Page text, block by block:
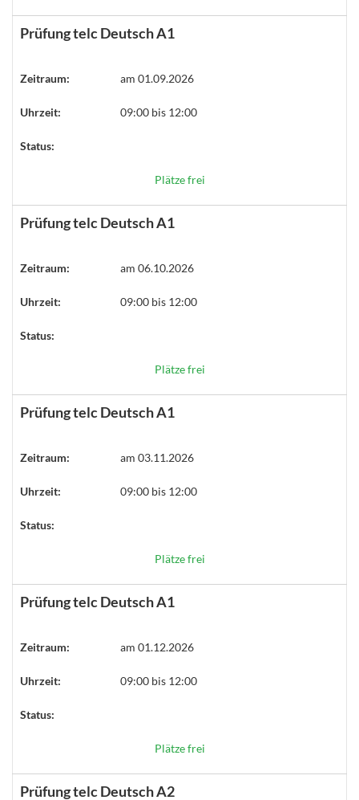
Prüfung telc Deutsch A1
Zeitraum: am 01.09.2026
Uhrzeit: 09:00 bis 12:00
Status:
Plätze frei
Prüfung telc Deutsch A1
Zeitraum: am 06.10.2026
Uhrzeit: 09:00 bis 12:00
Status:
Plätze frei
Prüfung telc Deutsch A1
Zeitraum: am 03.11.2026
Uhrzeit: 09:00 bis 12:00
Status:
Plätze frei
Prüfung telc Deutsch A1
Zeitraum: am 01.12.2026
Uhrzeit: 09:00 bis 12:00
Status:
Plätze frei
Prüfung telc Deutsch A2